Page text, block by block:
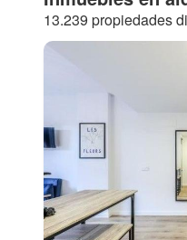
13.239 propiedades